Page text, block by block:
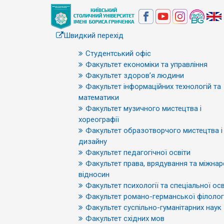
Швидкий перехід
Студентський офіс
Факультет економіки та управління
Факультет здоров’я людини
Факультет інформаційних технологій та
математики
Факультет музичного мистецтва і
хореографії
Факультет образотворчого мистецтва і
дизайну
Факультет педагогічної освіти
Факультет права, врядування та
відносин
Факультет психології та спеціальної
Факультет романо-германської
Факультет суспільно-гуманітарних наук
Факультет східних мов